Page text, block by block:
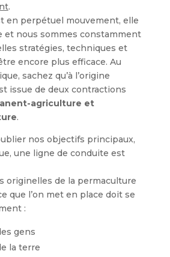
.
en perpétuel mouvement, elle
et nous sommes constamment
stratégies, techniques et
encore plus efficace. Au
sachez qu’à l’origine
issue de deux contractions
agriculture et
.
nos objectifs principaux,
une ligne de conduite est
originelles de la permaculture
que l’on met en place doit se
:
gens
la terre